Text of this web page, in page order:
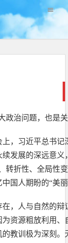
政治问题，也是
，习近平总书
发展的深远意
转折性、全局性
国人期盼的“美
，人与自然的
资源粗放利用
教训极为深刻